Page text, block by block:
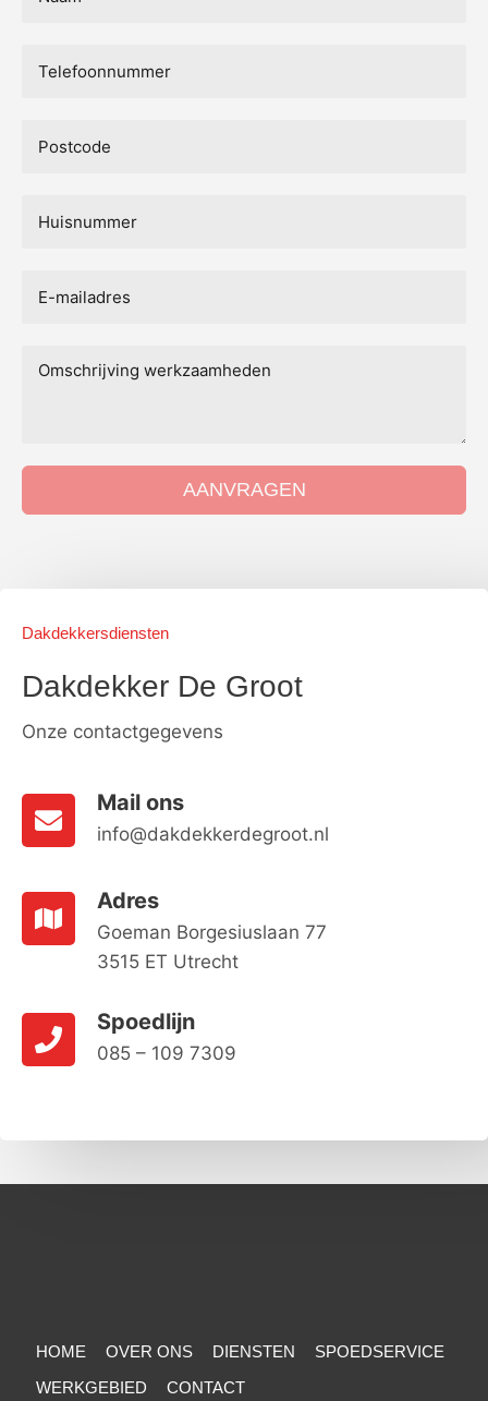
AANVRAGEN
Dakdekkersdiensten
Dakdekker De Groot
Onze contactgegevens
Mail ons
info@dakdekkerdegroot.nl
Adres
Goeman Borgesiuslaan 77
3515 ET Utrecht
Spoedlijn
085 – 109 7309
HOME OVER ONS DIENSTEN
SPOEDSERVICE
WERKGEBIED
CONTACT